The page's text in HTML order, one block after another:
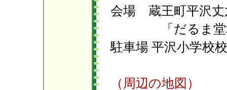
会場 蔵王町平沢丈
「だるま堂境
駐車場 平沢小学校
（周辺の地図）